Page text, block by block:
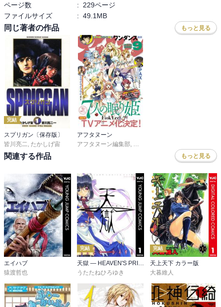
ページ数
:
229ページ
ファイルサイズ
: 49.1MB
同じ著者の作品 もっと見る
完結
スプリガン〔保存版〕
皆川亮二, たかしげ宙
アフタヌーン
アフタヌーン編集部, ＦｉｏｋＬｅｅ
関連する作品 もっと見る
エイハブ
猿渡哲也
完結
うたたねひろゆき
完結
天上天下 カラー版
大暮維人